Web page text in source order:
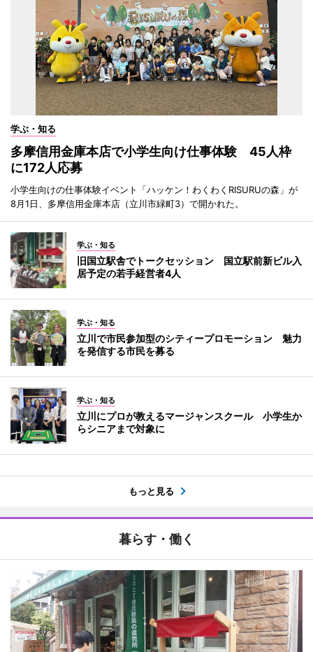
学ぶ・知る
多摩信用金庫本店で小学生向け仕事体験 45人枠
に172人応募
小学生向けの仕事体験イベント「ハッケン！わくわくRISURUの森」が
8月1日、多摩信用金庫本店（立川市緑町3）で開かれた。
学ぶ・知る
旧国立駅舎でトークセッション 国立駅前新ビル入
居予定の若手経営者4人
学ぶ・知る
立川で市民参加型のシティープロモーション 魅力
を発信する市民を募る
学ぶ・知る
立川にプロが教えるマージャンスクール 小学生か
らシニアまで対象に
もっと見る
暮らす・働く